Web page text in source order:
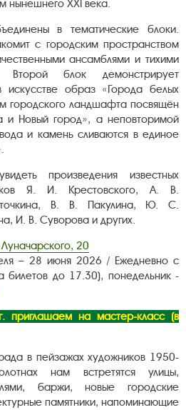
нынешнего ХХI века.
в тематические блоки.
с городским пространством
ансамблями и тихими
Второй блок демонстрирует
искусстве образ «Города белых
городского ландшафта посвящён
и Новый город», а неповторимой
и камень сливаются в единое
произведения известных
Я. И. Крестовского, А. В.
В. В. Пакулина, Ю. С.
И. В. Суворова и других.
20
– 28 июня 2026 / Ежедневно с
до 17.30), понедельник -
на мастер-класс (в
в пейзажах художников 1950-
нам встретятся улицы,
баржи, новые городские
памятники, напоминающие